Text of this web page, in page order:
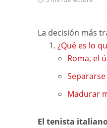
La decisión más
¿Qué es lo
Roma, el
Madurar
El tenista